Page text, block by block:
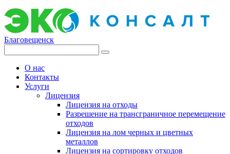
Благовещенск
О нас
Контакты
Услуги
Лицензия
Лицензия на отходы
Разрешение на трансграничное перемещение
отходов
Лицензия на лом черных и цветных
металлов
Лицензия на сортировку отходов